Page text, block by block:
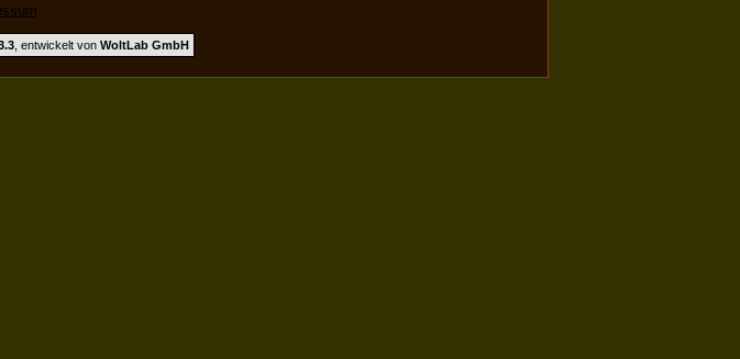
, entwickelt von WoltLab GmbH